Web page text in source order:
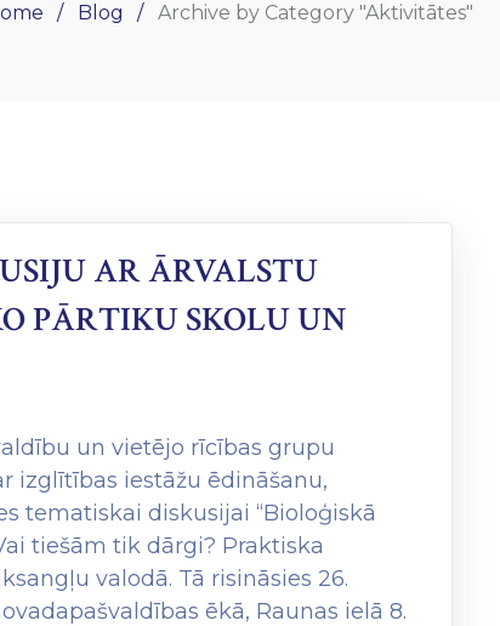
Blog Archive by Category "Aktivitātes"
AR ĀRVALSTU
PĀRTIKU SKOLU UN
un vietējo rīcības grupu
izglītības iestāžu ēdināšanu,
tematiskai diskusijai “Bioloģiskā
tiešām tik dārgi? Praktiska
valodā. Tā risināsies 26.
ēkā, Raunas ielā 8.